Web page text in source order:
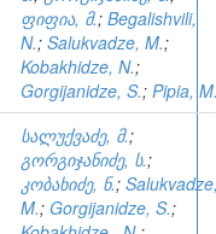
ფიფია, მ.; Begalishvili,
N.; Salukvadze, M.;
Kobakhidze, N.;
Gorgijanidze, S.; Pipia,
სალუქვაძე, მ.;
გორგიჯანიძე, ს.;
კობახიძე, ნ.;
M.; Gorgijanidze, S.;